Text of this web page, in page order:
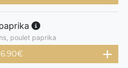
poulet paprika
6.90€